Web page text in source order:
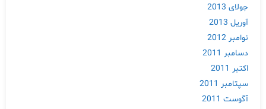
جولای 2013
آوریل 2013
نوامبر 2012
دسامبر 2011
اکتبر 2011
سپتامبر 2011
آگوست 2011